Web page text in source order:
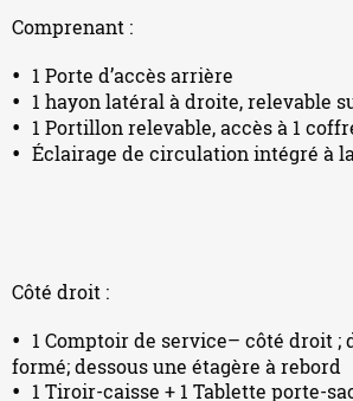
Comprenant :
1 Porte d’accès arrière
1 hayon latéral à droite, relevable
1 Portillon relevable, accès à 1
Éclairage de circulation intégré à
Côté droit :
1 Comptoir de service– côté droit ;
formé; dessous une étagère à rebord
1 Tiroir-caisse + 1 Tablette porte-